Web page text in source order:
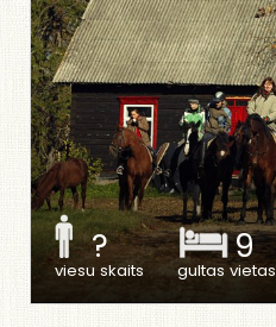
?
viesu skaits
9
gultas vietas